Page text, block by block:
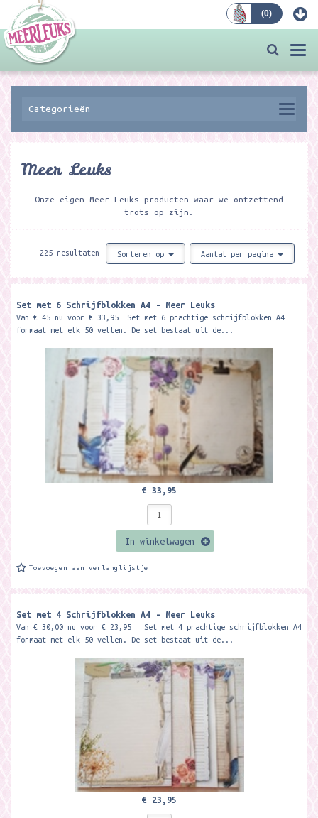
(0)
Categorieën
Meer Leuks
Onze eigen Meer Leuks producten waar we ontzettend
trots op zijn.
225 resultaten Sorteren op Aantal per pagina
Set met 6 Schrijfblokken A4 - Meer Leuks
Van € 45 nu voor € 33,95 Set met 6 prachtige schrijfblokken A4
formaat met elk 50 vellen. De set bestaat uit de...
€ 33,95
In winkelwagen
Toevoegen aan verlanglijstje
Set met 4 Schrijfblokken A4 - Meer Leuks
Van € 30,00 nu voor € 23,95 Set met 4 prachtige schrijfblokken A4
formaat met elk 50 vellen. De set bestaat uit de...
€ 23,95